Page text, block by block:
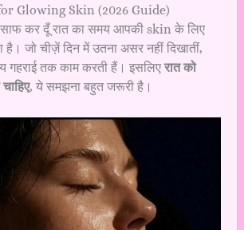
Glowing Skin (2026 Guide)
कर दूँ रात का समय आपकी skin के लिए
जो चीज़ें दिन में उतना असर नहीं दिखातीं,
गहराई तक काम करती हैं। इसलिए रात को
, ये समझना बहुत जरूरी है।